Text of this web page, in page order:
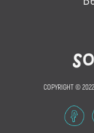
COPYRIGHT ©